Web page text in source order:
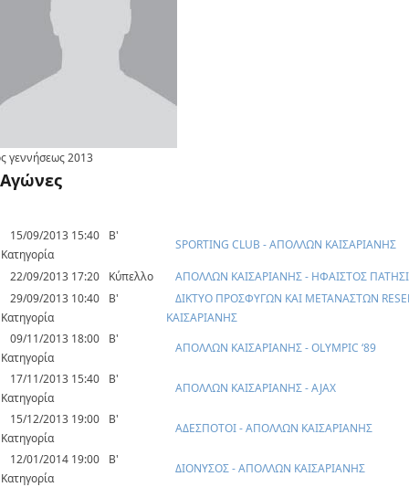
γεννήσεως2013
Αγώνες
15/09/2013 15:40
Β'
Κατηγορία
SPORTING CLUB - ΑΠΟΛΛΩΝ ΚΑΙΣΑΡΙΑΝΗΣ
22/09/2013 17:20 Κύπελλο
ΑΠΟΛΛΩΝ ΚΑΙΣΑΡΙΑΝΗΣ - ΗΦΑΙΣΤΟΣ
29/09/2013 10:40
Β'
Κατηγορία
ΔΙΚΤΥΟ ΠΡΟΣΦΥΓΩΝ ΚΑΙ ΜΕΤΑΝΑΣΤΩΝ
ΚΑΙΣΑΡΙΑΝΗΣ
09/11/2013 18:00
Β'
Κατηγορία
ΑΠΟΛΛΩΝ ΚΑΙΣΑΡΙΑΝΗΣ - OLYMPIC ‘89
17/11/2013 15:40
Β'
Κατηγορία
ΑΠΟΛΛΩΝ ΚΑΙΣΑΡΙΑΝΗΣ - AJAX
15/12/2013 19:00
Β'
Κατηγορία
ΑΔΕΣΠΟΤΟΙ - ΑΠΟΛΛΩΝ ΚΑΙΣΑΡΙΑΝΗΣ
12/01/2014 19:00
Β'
Κατηγορία
ΔΙΟΝΥΣΟΣ - ΑΠΟΛΛΩΝ ΚΑΙΣΑΡΙΑΝΗΣ